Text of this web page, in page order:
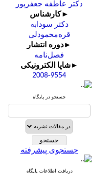
دکتر عاطفه جعفرپور
►کارشناس
دکتر سودابه
قره‌محمودلی
►دوره انتشار
فصل‌نامه
►شاپا الکترونیکی
2008-9554
جستجو در پایگاه
جستجوی پیشرفته
دریافت اطلاعات پایگاه